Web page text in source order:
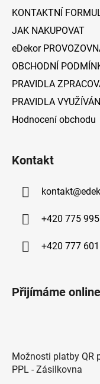
KONTAKTNÍ
JAK NAKUPOVAT
eDekor
OBCHODNÍ
PRAVIDLA
PRAVIDLA
Hodnocení obchodu
Kontakt
kontakt@
+420 775
+420 777
Přijímáme
Možnosti platby QR
PPL - Zásilkovna